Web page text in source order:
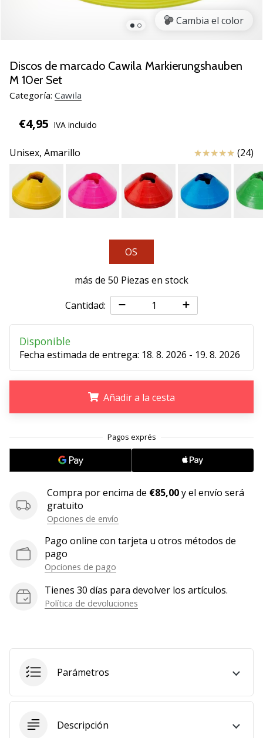
Navidad
para
jugadores
de
¡Nuestros
te
a
elegir
el
2 min. de lectura
¡Conviértete
en
embajador
Weplayvolleyball!
un
¡Te
queremos
Mostrar
todos
Cambia el color
Discos de marcado Cawila Markierungshauben
M 10er Set
Categoría: Cawila
€4,95 IVA incluido
Unisex, Amarillo Reseña (24)
OS
más de 50 Piezas en stock
Cantidad:
Disponible
Fecha estimada de entrega: 18. 8. 2026 - 19. 8. 2026
Añadir a la cesta
Compra por encima de €85,00y el envío será
gratuito
Opciones de envío
Pago online con tarjeta u otros métodos de
pago
Opciones de pago
Tienes 30 días para devolver los artículos.
Política de devoluciones
Parámetros
Descripción